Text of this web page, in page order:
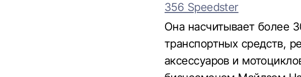
356 Speedster
Она насчитывает более
транспортных средств,
аксессуаров и